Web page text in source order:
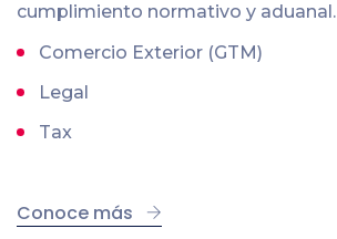
cumplimiento normativo y aduanal.
Comercio Exterior (GTM)
Legal
Tax
Conoce más